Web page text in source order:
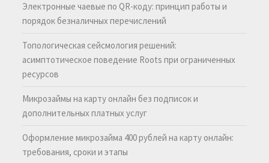
Электронные чаевые по QR-коду: принцип работы и
порядок безналичных перечислений
Топологическая сейсмология решений:
асимптотическое поведение Roots при ограниченных
ресурсов
Микрозаймы на карту онлайн без подписок и
дополнительных платных услуг
Оформление микрозайма 400 рублей на карту онлайн:
требования, сроки и этапы